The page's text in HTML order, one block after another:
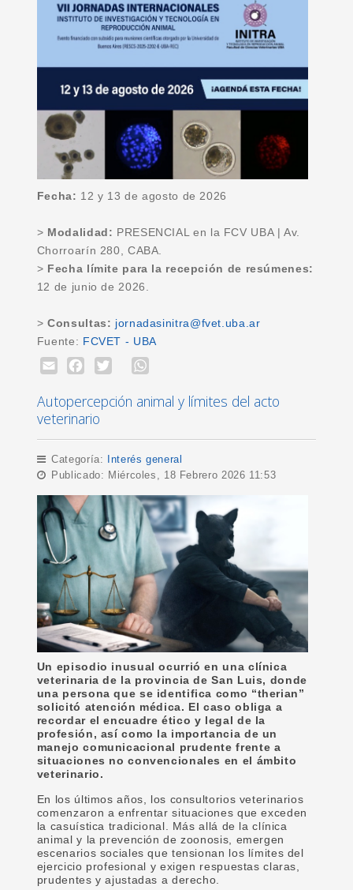
Fecha: 12 y 13 de agosto de 2026
> Modalidad: PRESENCIAL en la FCV UBA | Av.
Chorroarín 280, CABA.
> Fecha límite para la recepción de resúmenes:
12 de junio de 2026.
> Consultas: jornadasinitra@fvet.uba.ar
Fuente: FCVET - UBA
EmailFacebook
Twitter
Autopercepción animal y límites del acto
veterinario
Categoría:
Interés general
Publicado: Miércoles, 18 Febrero 2026 11:53
Un episodio inusual ocurrió en una clínica
veterinaria de la provincia de San Luis, donde
una persona que se identifica como “therian”
solicitó atención médica. El caso obliga a
recordar el encuadre ético y legal de la
profesión, así como la importancia de un
manejo comunicacional prudente frente a
situaciones no convencionales en el ámbito
veterinario.
En los últimos años, los consultorios veterinarios
comenzaron a enfrentar situaciones que exceden
la casuística tradicional. Más allá de la clínica
animal y la prevención de zoonosis, emergen
escenarios sociales que tensionan los límites del
ejercicio profesional y exigen respuestas claras,
prudentes y ajustadas a derecho.